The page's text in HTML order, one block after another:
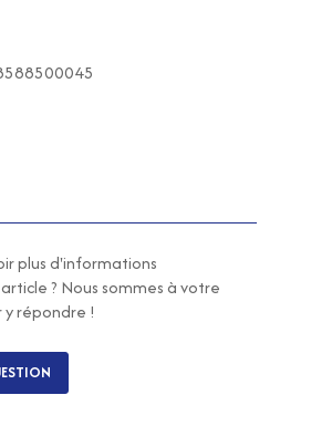
plus d'informations
? Nous sommes à votre
répondre !